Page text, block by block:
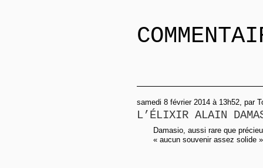
samedi 8 février 2014 à 13h52, par
L’ÉLIXIR ALAIN
Damasio, aussi rare que
« aucun souvenir assez solide